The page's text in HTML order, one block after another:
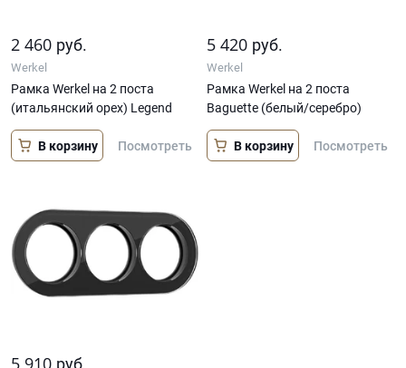
2 460 руб.
Werkel
Рамка Werkel на 2 поста
(итальянский орех) Legend
В корзину Посмотреть
5 420 руб.
Werkel
Рамка Werkel на 2 поста
Baguette (белый/серебро)
В корзину Посмотреть